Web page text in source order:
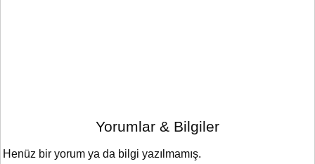
Yorumlar & Bilgiler
Henüz bir yorum ya da bilgi yazılmamış.